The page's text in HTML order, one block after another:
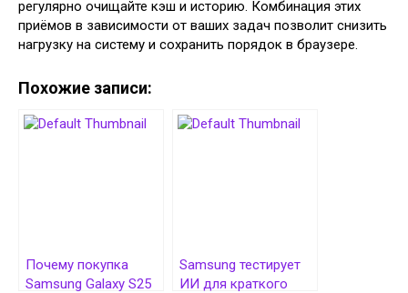
регулярно очищайте кэш и историю. Комбинация этих
приёмов в зависимости от ваших задач позволит снизить
нагрузку на систему и сохранить порядок в браузере.
Похожие записи:
Почему покупка
Samsung Galaxy S25
Samsung тестирует
ИИ для краткого